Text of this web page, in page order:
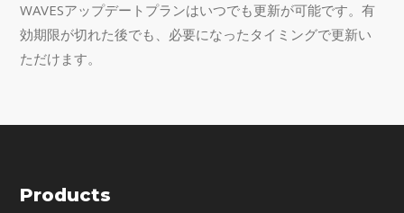
WAVESアップデートプランはいつでも更新が可能です。有
効期限が切れた後でも、必要になったタイミングで更新い
ただけます。
Products